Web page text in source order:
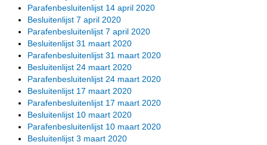
Parafenbesluitenlijst 14 april 2020
Besluitenlijst 7 april 2020
Parafenbesluitenlijst 7 april 2020
Besluitenlijst 31 maart 2020
Parafenbesluitenlijst 31 maart 2020
Besluitenlijst 24 maart 2020
Parafenbesluitenlijst 24 maart 2020
Besluitenlijst 17 maart 2020
Parafenbesluitenlijst 17 maart 2020
Besluitenlijst 10 maart 2020
Parafenbesluitenlijst 10 maart 2020
Besluitenlijst 3 maart 2020